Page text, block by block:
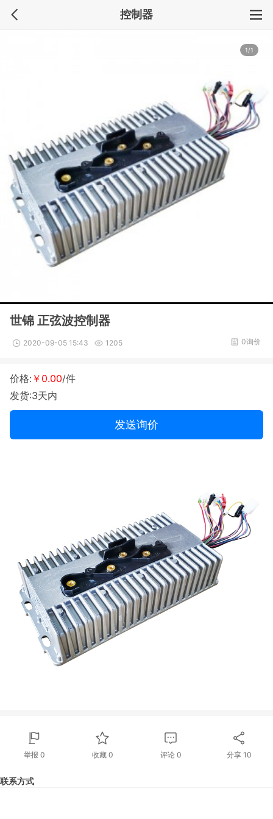
控制器
1/1
世锦 正弦波控制器
2020-09-05 15:43 1205 0询价
价格: ￥0.00/件
发货:3天内
发送询价
举报 0 收藏 0 评论 0 分享 10
联系方式